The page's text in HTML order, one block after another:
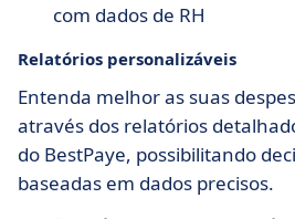
com dados de RH
Relatórios personalizáveis
Entenda melhor as suas
através dos relatórios
do BestPaye, possibilitando
baseadas em dados precisos.